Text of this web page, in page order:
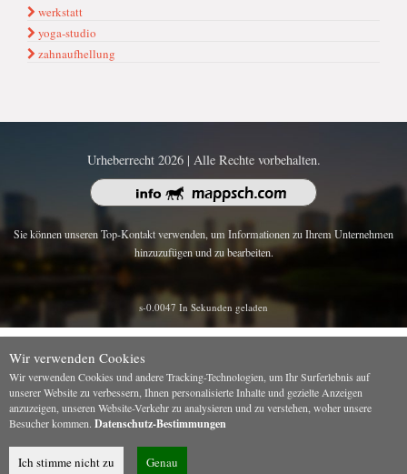
werkstatt
yoga-studio
zahnaufhellung
Urheberrecht 2026 | Alle Rechte vorbehalten.
Sie können unseren Top-Kontakt verwenden, um Informationen zu Ihrem Unternehmen
hinzuzufügen und zu bearbeiten.
s-0.0047 In Sekunden geladen
Wir verwenden Cookies
Wir verwenden Cookies und andere Tracking-Technologien, um Ihr Surferlebnis auf
unserer Website zu verbessern, Ihnen personalisierte Inhalte und gezielte Anzeigen
anzuzeigen, unseren Website-Verkehr zu analysieren und zu verstehen, woher unsere
Besucher kommen. Datenschutz-Bestimmungen
Ich stimme nicht zu Genau